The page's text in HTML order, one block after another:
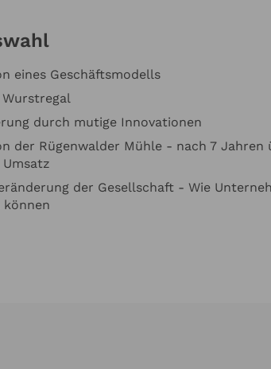
eines Geschäftsmodells
durch mutige Innovationen
der Rügenwalder Mühle - nach 7 Jahren
der Gesellschaft - Wie